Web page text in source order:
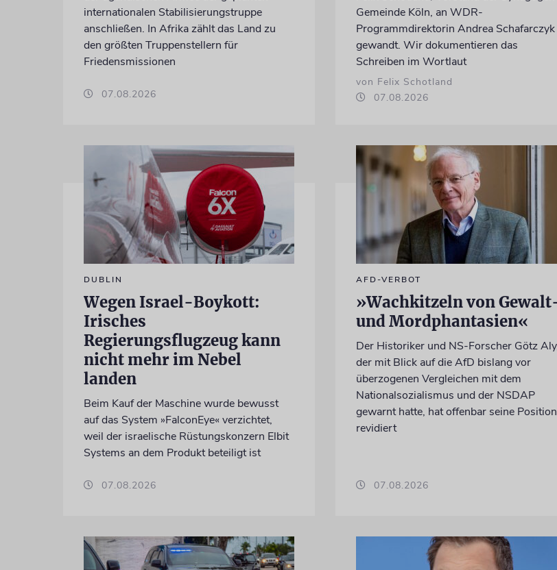
internationalen Stabilisierungstruppe
anschließen. In Afrika zählt das Land zu
den größten Truppenstellern für
Friedensmissionen
07.08.2026
Gemeinde Köln, an WDR-
Programmdirektorin Andrea Schafarczyk
gewandt. Wir dokumentieren das
Schreiben im Wortlaut
von Felix Schotland
07.08.2026
DUBLIN
Wegen Israel-Boykott:
Irisches
Regierungsflugzeug kann
nicht mehr im Nebel
landen
Beim Kauf der Maschine wurde bewusst
auf das System »FalconEye« verzichtet,
weil der israelische Rüstungskonzern Elbit
Systems an dem Produkt beteiligt ist
07.08.2026
AFD-VERBOT
»Wachkitzeln von
und Mordphantasien«
Der Historiker und NS-Forscher Götz
der mit Blick auf die AfD bislang vor
überzogenen Vergleichen mit dem
Nationalsozialismus und der NSDAP
gewarnt hatte, hat offenbar seine Position
revidiert
07.08.2026